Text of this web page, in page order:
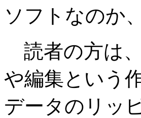
ソフトなのか
読者の方は
や編集という
データのリッ